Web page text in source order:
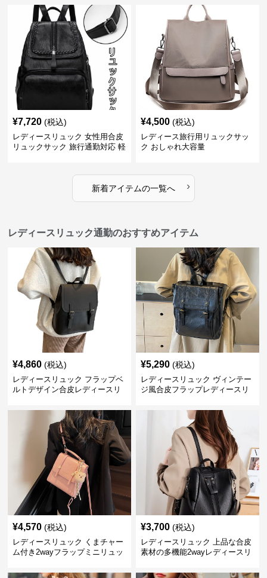
¥7,720 (税込)
レディースリュック 女性用合皮
リュックサック 旅行通勤対応 軽
¥4,500 (税込)
レディース旅行用リュックサッ
ク おしゃれ大容量
新着アイテムの一覧へ ›
レディースリュック通勤のおすすめアイテム
¥4,860 (税込)
レディースリュック フラップベ
ルトデザイン合皮レディースリ
¥5,290 (税込)
レディースリュック ヴィンテー
ジ風合皮フラップレディースリ
¥4,570 (税込)
レディースリュック くまチャー
ム付き2wayフラップミニリュッ
¥3,700 (税込)
レディースリュック 上品な合皮
素材の多機能2wayレディースリ